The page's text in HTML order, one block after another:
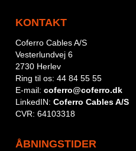
KONTAKT
Coferro Cables A/S
Vesterlundvej 6
2730 Herlev
Ring til os: 44 84 55 55
E-mail: coferro@coferro.dk
LinkedIN: Coferro Cables A/S
CVR: 64103318
ÅBNINGSTIDER